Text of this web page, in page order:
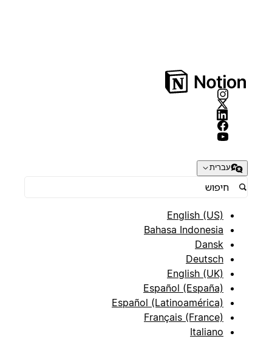
עברית
English (US)
Bahasa Indonesia
Dansk
Deutsch
English (UK)
Español (España)
Español (Latinoamérica)
Français (France)
Italiano